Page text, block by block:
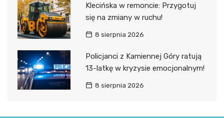
Klecińska w remoncie: Przygotuj
się na zmiany w ruchu!
8 sierpnia 2026
Policjanci z Kamiennej Góry ratują
13-latkę w kryzysie emocjonalnym!
8 sierpnia 2026